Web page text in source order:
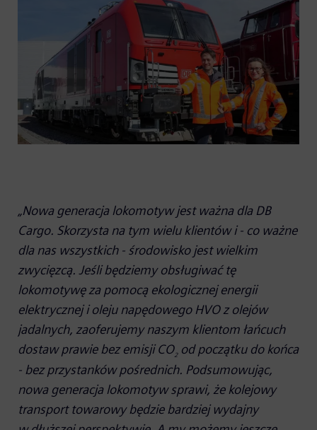
„Nowa generacja lokomotyw jest ważna dla DB
Cargo. Skorzysta na tym wielu klientów i - co ważne
dla nas wszystkich - środowisko jest wielkim
zwycięzcą. Jeśli będziemy obsługiwać tę
lokomotywę za pomocą ekologicznej energii
elektrycznej i oleju napędowego HVO z olejów
jadalnych, zaoferujemy naszym klientom łańcuch
dostaw prawie bez emisji CO2od początku do końca
- bez przystanków pośrednich. Podsumowując,
nowa generacja lokomotyw sprawi, że kolejowy
transport towarowy będzie bardziej wydajny